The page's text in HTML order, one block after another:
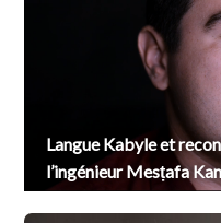
Langue Kabyle et
l’ingénieur Mesṭafa